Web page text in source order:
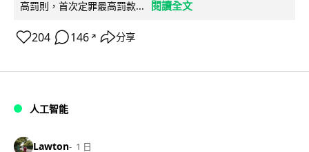
高罰則，首次定罪最高罰款...
閱讀全文
204 146 ↗ 分享
人工智能
Lawton 1 日